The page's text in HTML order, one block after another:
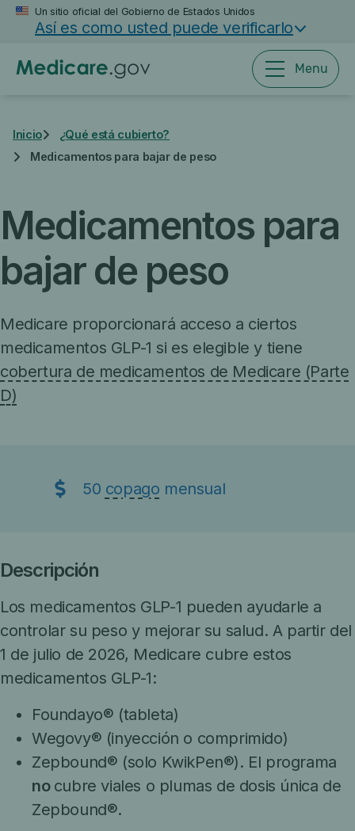
Saltar
principal
Un sitio oficial del Gobierno de Estados Unidos
Así es como usted puede verificarlo
Menu
Inicio
¿Qué está cubierto?
Medicamentos para bajar de peso
Medicamentos para
bajar de peso
Medicare proporcionará acceso a ciertos
medicamentos GLP-1 si es elegible y tiene
cobertura de medicamentos de Medicare (Parte
D)
50 copago mensual
Descripción
Los medicamentos GLP-1 pueden ayudarle a
controlar su peso y mejorar su salud. A partir del
1 de julio de 2026, Medicare cubre estos
medicamentos GLP-1:
Foundayo® (tableta)
Wegovy® (inyección o comprimido)
Zepbound® (solo KwikPen®). El programa
no cubre viales o plumas de dosis única de
Zepbound®.